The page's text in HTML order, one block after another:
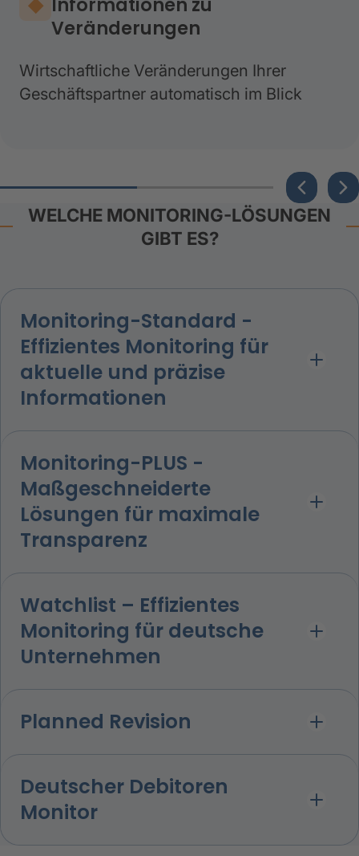
Informationen zu
Veränderungen
Wirtschaftliche Veränderungen Ihrer
Geschäftspartner automatisch im Blick
WELCHE MONITORING-LÖSUNGEN
GIBT ES?
Monitoring-Standard -
Effizientes Monitoring für
aktuelle und präzise
Informationen
Monitoring-PLUS -
Maßgeschneiderte
Lösungen für maximale
Transparenz
Watchlist – Effizientes
Monitoring für deutsche
Unternehmen
Planned Revision
Deutscher Debitoren
Monitor